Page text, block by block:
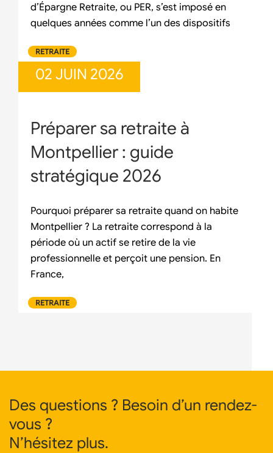
d’Épargne Retraite, ou PER, s’est imposé en
quelques années comme l’un des dispositifs
RETRAITE
02 JUIN 2026
Préparer sa retraite à
Montpellier : guide
stratégique 2026
Pourquoi préparer sa retraite quand on habite
Montpellier ? La retraite correspond à la
période où un actif se retire de la vie
professionnelle et perçoit une pension. En
France,
RETRAITE
Des questions ? Besoin d’un rendez-
vous ?
N’hésitez plus.